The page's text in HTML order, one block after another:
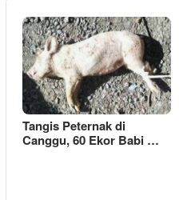
Tangis Peternak di
Canggu, 60 Ekor Babi …